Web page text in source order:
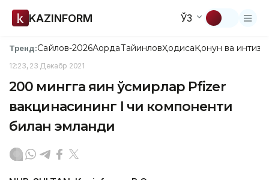
KAZINFORM ЎЗ
Тренд:Сайлов-2026АқордаТайинловҲодисаҚонун ва
12:23, 23 Декабр 2021
200 мингга яқин ўсмирлар Pfizer
вакцинасининг I чи компоненти
билан эмланди